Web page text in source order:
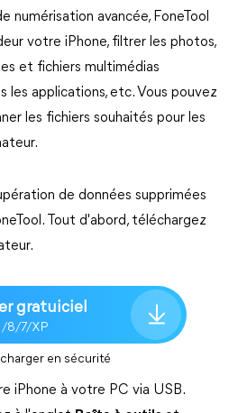
numérisation avancée, FoneTool
votre iPhone, filtrer les photos,
et fichiers multimédias
les applications, etc. Vous pouvez
les fichiers souhaités pour les
de données supprimées
Tout d'abord, téléchargez
gratuiciel
8/7/XP
en sécurité
iPhone à votre PC via USB.